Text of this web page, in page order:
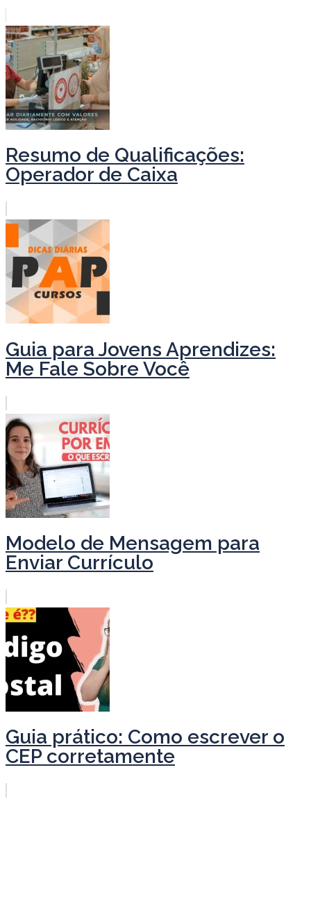
Resumo de Qualificações:
Operador de Caixa
Guia para Jovens Aprendizes:
Me Fale Sobre Você
Modelo de Mensagem para
Enviar Currículo
Guia prático: Como escrever o
CEP corretamente